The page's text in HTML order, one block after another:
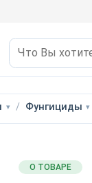
Фунгициды
О ТОВАРЕ